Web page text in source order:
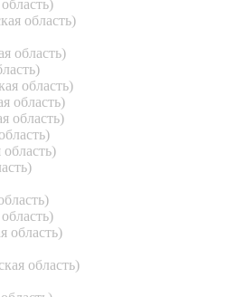
область)
область)
область)
область)
область)
область)
область)